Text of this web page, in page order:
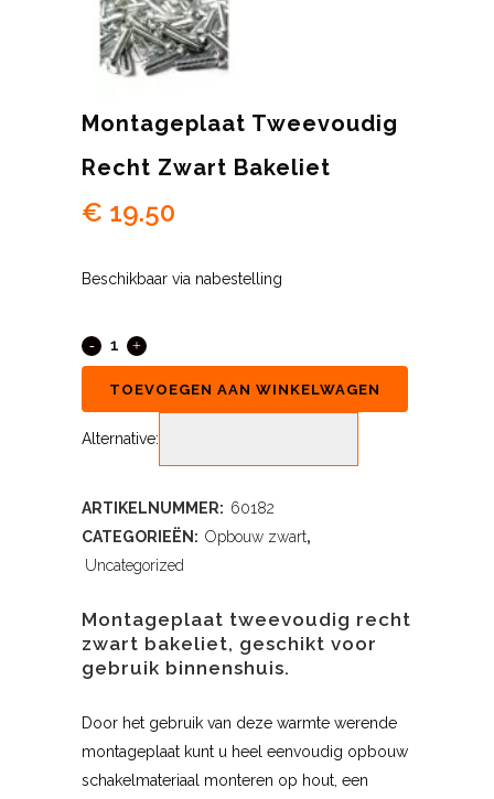
Montageplaat Tweevoudig
Recht Zwart Bakeliet
€ 19.50
Beschikbaar via nabestelling
TOEVOEGEN AAN WINKELWAGEN
Alternative:
ARTIKELNUMMER: 60182
CATEGORIEËN: Opbouw zwart,
Uncategorized
Montageplaat tweevoudig recht
zwart bakeliet, geschikt voor
gebruik binnenshuis.
Door het gebruik van deze warmte werende
montageplaat kunt u heel eenvoudig opbouw
schakelmateriaal monteren op hout, een